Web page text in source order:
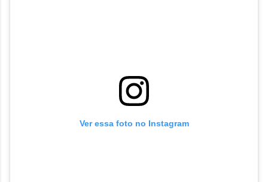
Ver essa foto no Instagram